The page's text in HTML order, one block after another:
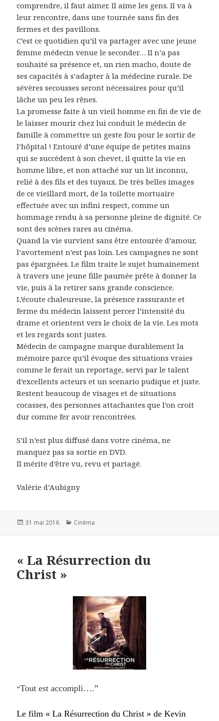
comprendre, il faut aimer. Il aime les gens. Il va à
leur rencontre, dans une tournée sans fin des
fermes et des pavillons.
C’est ce quotidien qu’il va partager avec une jeune
femme médecin venue le seconder… Il n’a pas
souhaité sa présence et, un rien macho, doute de
ses capacités à s’adapter à la médecine rurale. De
sévères secousses seront nécessaires pour qu’il
lâche un peu les rênes.
La promesse faite à un vieil homme en fin de vie de
le laisser mourir chez lui conduit le médecin de
famille à commettre un geste fou pour le sortir de
l’hôpital ! Entouré d’une équipe de petites mains
qui se succèdent à son chevet, il quitte la vie en
homme libre, et non attaché sur un lit inconnu,
relié à des fils et des tuyaux. De très belles images
de ce vieillard mort, de la toilette mortuaire
effectuée avec un infini respect, comme un
hommage rendu à sa personne pleine de dignité. Ce
sont des scènes rares au cinéma.
Quand la vie survient sans être entourée d’amour,
l’avortement n’est pas loin. Les campagnes ne sont
pas épargnées. Le film traite le sujet humainement
à travers une jeune fille paumée prête à donner la
vie, puis à la retirer sans grande conscience.
L’écoute chaleureuse, la présence rassurante et
ferme du médecin laissent percer l’intensité du
drame et orientent vers le choix de la vie. Les mots
et les regards sont justes.
Médecin de campagne marque durablement la
mémoire parce qu’il évoque des situations vraies
comme le ferait un reportage, servi par le talent
d’excellents acteurs et un scenario pudique et juste.
Restent beaucoup de visages et de situations
cocasses, des personnes attachantes que l’on croit
dur comme fer avoir rencontrées.
S’il n’est plus diffusé dans votre cinéma, ne
manquez pas sa sortie en DVD.
Il mérite d’être vu, revu et partagé.
Valérie d’Aubigny
Publié
31 mai 2016 Catégories
Cinéma
« La Résurrection du
Christ »
“Tout est accompli….”
Le film « La Résurrection du Christ » de Kevin